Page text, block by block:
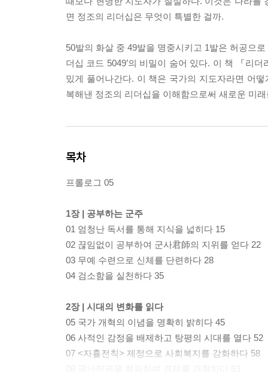
면 정조의 리더십은 무엇이 특별한 걸까.
50발의 화살 중 49발을 명중시키고 1발은 허공으
더십 코드 5049’의 비밀이 숨어 있다. 이 책 『리
밌게 풀어나간다. 이 책은 국가의 지도자라면 어
복해낸 정조의 리더십을 이해함으로써 새로운 미
목차
프롤로그 05
1장 | 공부하는 군주
01 엄청난 독서를 통해 지식을 넓히다 15
02 끊임없이 공부하여 군사君師의 지위를 얻다 22
03 무예 수련으로 신체를 단련하다 28
04 검소함을 실천하다 35
2장 | 시대의 변화를 읽다
05 국가 개혁의 이념을 명확히 밝히다 45
06 사적인 감정을 배제하고 탕평의 시대를 열다 52
07 <자휼전칙> 제정으로 사회복지를 강화하다 58